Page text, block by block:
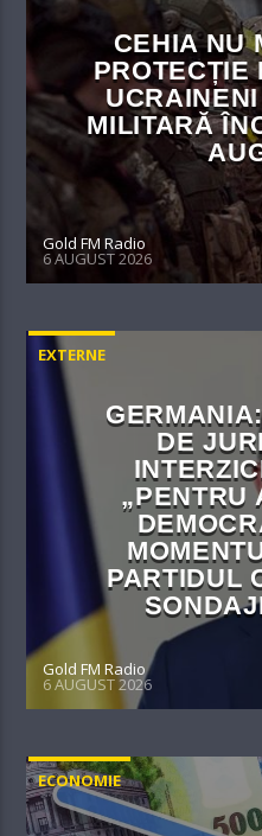
CEHIA NU
PROTECȚIE
MILITARĂ
Gold FM Radio
6 AUGUST 2026
EXTERNE
DE
„PENTRU
PARTIDUL
Gold FM Radio
6 AUGUST 2026
ECONOMIE